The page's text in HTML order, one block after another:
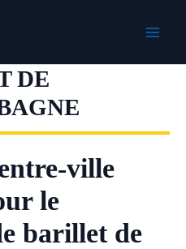
DE
ville
le
barillet de